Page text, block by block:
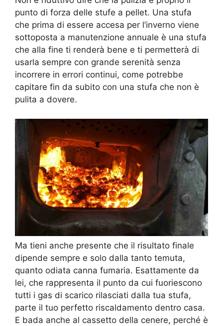
punto di forza delle stufe a pellet. Una stufa
che prima di essere accesa per l’inverno viene
sottoposta a manutenzione annuale è una stufa
che alla fine ti renderà bene e ti permetterà di
usarla sempre con grande serenità senza
incorrere in errori continui, come potrebbe
capitare fin da subito con una stufa che non è
pulita a dovere.
Ma tieni anche presente che il risultato finale
dipende sempre e solo dalla tanto temuta,
quanto odiata canna fumaria. Esattamente da
lei, che rappresenta il punto da cui fuoriescono
tutti i gas di scarico rilasciati dalla tua stufa,
parte il tuo perfetto riscaldamento dentro casa.
E bada anche al cassetto della cenere, perché è